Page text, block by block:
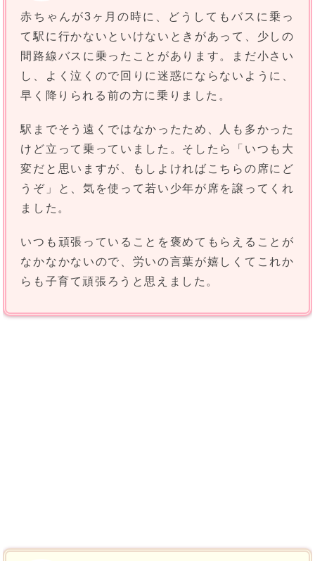
赤ちゃんが3ヶ月の時に、どうしてもバスに乗っ
て駅に行かないといけないときがあって、少しの
間路線バスに乗ったことがあります。まだ小さい
し、よく泣くので回りに迷惑にならないように、
早く降りられる前の方に乗りました。
駅までそう遠くではなかったため、人も多かった
けど立って乗っていました。そしたら「いつも大
変だと思いますが、もしよければこちらの席にど
うぞ」と、気を使って若い少年が席を譲ってくれ
ました。
いつも頑張っていることを褒めてもらえることが
なかなかないので、労いの言葉が嬉しくてこれか
らも子育て頑張ろうと思えました。